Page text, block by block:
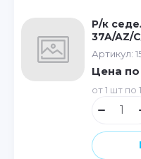
Р/к
37A/AZ/
Артикул:
Цена по
от 1 шт по